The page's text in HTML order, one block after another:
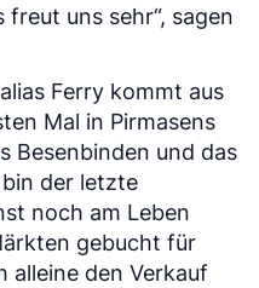
uns sehr“, sagen
Ferry kommt aus
Mal in Pirmasens
Besenbinden und das
der letzte
noch am Leben
gebucht für
alleine den Verkauf